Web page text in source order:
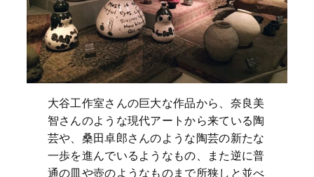
大谷工作室さんの巨大な作品から、奈良美
智さんのような現代アートから来ている陶
芸や、桑田卓郎さんのような陶芸の新たな
一歩を進んでいるようなもの、また逆に普
通の皿や壺のようなものまで所狭しと並べ